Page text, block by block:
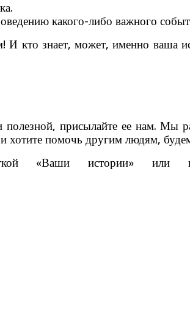
какого-либо важного
И кто знает, может, именно ваша
присылайте ее нам. Мы
и хотите помочь другим людям,
«Ваши истории» или